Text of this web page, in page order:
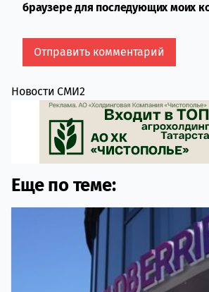
браузере для последующих моих
Новости СМИ2
Еще по теме: